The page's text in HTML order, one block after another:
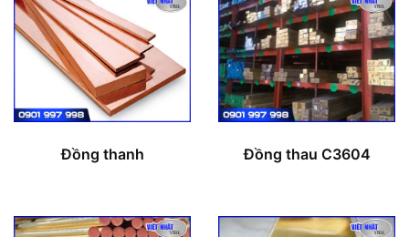
Đồng thanh Đồng thau C3604